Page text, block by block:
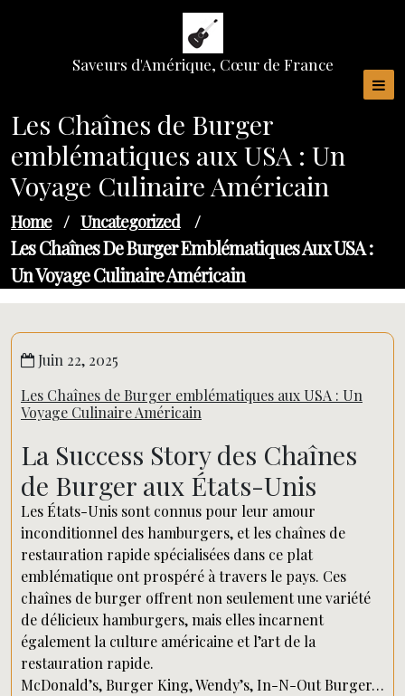
Saveurs d'Amérique, Cœur de France
Les Chaînes de Burger
emblématiques aux USA : Un
Voyage Culinaire Américain
Home / Uncategorized /
Les Chaînes De Burger Emblématiques Aux USA :
Un Voyage Culinaire Américain
Juin 22, 2025
Les Chaînes de Burger emblématiques aux USA : Un
Voyage Culinaire Américain
La Success Story des Chaînes
de Burger aux États-Unis
Les États-Unis sont connus pour leur amour
inconditionnel des hamburgers, et les chaînes de
restauration rapide spécialisées dans ce plat
emblématique ont prospéré à travers le pays. Ces
chaînes de burger offrent non seulement une variété
de délicieux hamburgers, mais elles incarnent
également la culture américaine et l’art de la
restauration rapide.
McDonald’s, Burger King, Wendy’s, In-N-Out Burger…